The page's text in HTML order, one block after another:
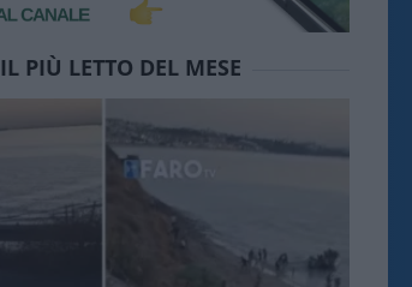
IL PIÙ LETTO DEL MESE